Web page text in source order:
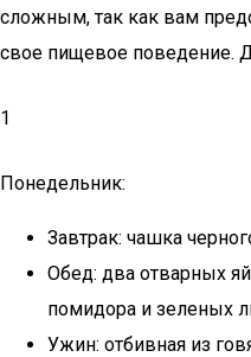
сложным, так как вам
свое пищевое поведение.
1
Понедельник:
Завтрак: чашка
Обед: два отварных
помидора и зеленых
Ужин: отбивная из